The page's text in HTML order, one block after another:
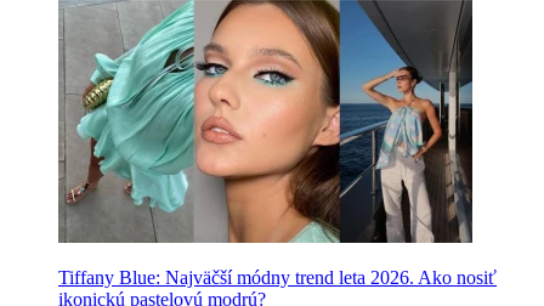
Tiffany Blue: Najväčší módny trend leta 2026. Ako nosiť
ikonickú pastelovú modrú?